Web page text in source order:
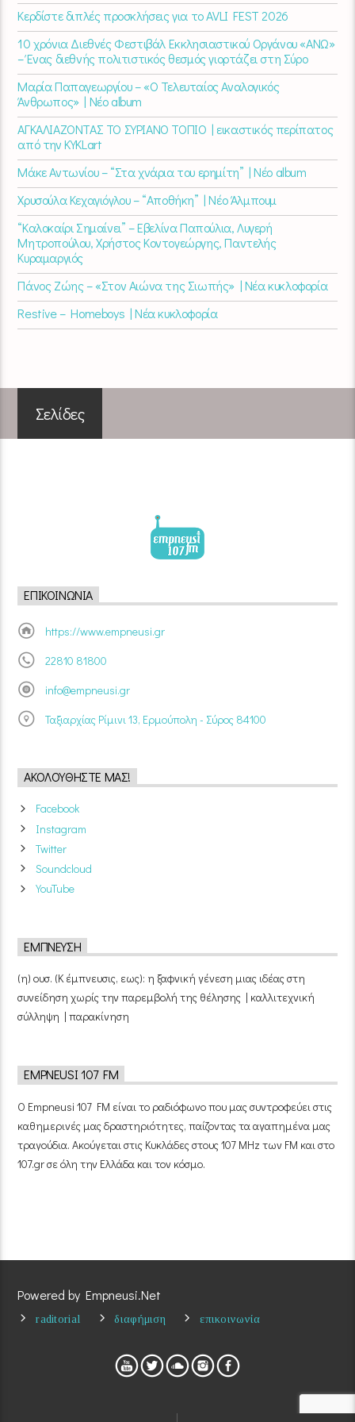
Κερδίστε διπλές προσκλήσεις για το AVLI FEST 2026
10 χρόνια Διεθνές Φεστιβάλ Εκκλησιαστικού Οργάνου «ΑΝΩ»
– Ένας διεθνής πολιτιστικός θεσμός γιορτάζει στη Σύρο​
Μαρία Παπαγεωργίου – «Ο Τελευταίος Αναλογικός
Άνθρωπος» | Νέο album
ΑΓΚΑΛΙΑΖΟΝΤΑΣ ΤΟ ΣΥΡΙΑΝΟ ΤΟΠΙΟ | εικαστικός περίπατος
από την KYKLart
Μάκε Αντωνίου – “Στα χνάρια του ερημίτη” | Νέο album
Χρυσούλα Κεχαγιόγλου – “Αποθήκη” | Νέο Άλμπουμ
“Καλοκαίρι Σημαίνει” – Εβελίνα Παπούλια, Λυγερή
Μητροπούλου, Χρήστος Κοντογεώργης, Παντελής
Κυραμαργιός
Πάνος Ζώης – «Στον Αιώνα της Σιωπής» | Νέα κυκλοφορία
Restive – Homeboys | Νέα κυκλοφορία
Σελίδες
ΕΠΙΚΟΙΝΩΝΊΑ
https://www.empneusi.gr
22810 81800
info@empneusi.gr
Ταξιαρχίας Ρίμινι 13, Ερμούπολη - Σύρος 84100
ΑΚΟΛΟΥΘΉΣΤΕ ΜΑΣ!
Facebook
Instagram
Twitter
Soundcloud
YouTube
ΈΜΠΝΕΥΣΗ
(η) ουσ. (Κ έμπνευσις, εως): η ξαφνική γένεση μιας ιδέας στη
συνείδηση χωρίς την παρεμβολή της θέλησης | καλλιτεχνική
σύλληψη | παρακίνηση
EMPNEUSI 107 FM
Ο Empneusi 107 FM είναι το ραδιόφωνο που μας συντροφεύει στις
καθημερινές μας δραστηριότητες, παίζοντας τα αγαπημένα μας
τραγούδια. Ακούγεται στις Κυκλάδες στους 107 MHz των FM και στο
107.gr σε όλη την Ελλάδα και τον κόσμο.
Powered by Empneusi.Net
raditorial διαφήμιση επικοινωνία